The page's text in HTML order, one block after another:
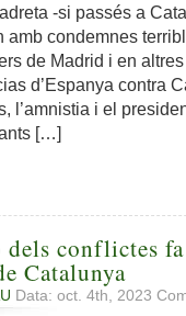
-si passés a
amb condemnes
de Madrid i en
d’Espanya contra
l’amnistia i el
[…]
dels conflictes
Catalunya
Data: oct. 4th, 2023